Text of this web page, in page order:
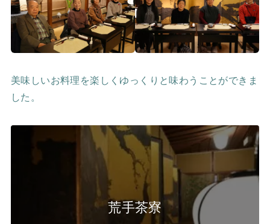
美味しいお料理を楽しくゆっくりと味わうことができま
した。
荒手茶寮